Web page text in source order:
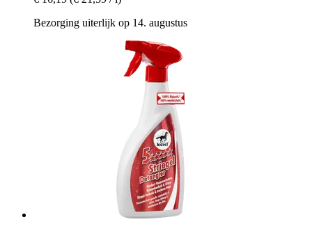
Bezorging uiterlijk op 14. augustus